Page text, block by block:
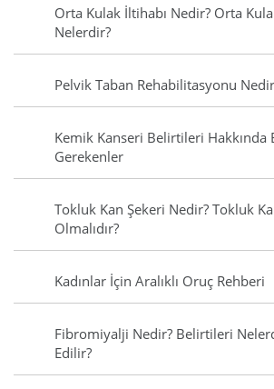
Orta Kulak İltihabı Nedir? Orta
Nelerdir?
Pelvik Taban Rehabilitasyonu
Kemik Kanseri Belirtileri Hakkında
Gerekenler
Tokluk Kan Şekeri Nedir? Tokluk
Olmalıdır?
Kadınlar İçin Aralıklı Oruç Rehberi
Fibromiyalji Nedir? Belirtileri
Edilir?